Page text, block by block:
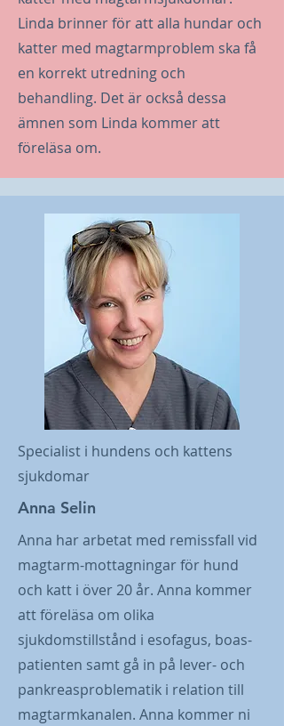
Linda brinner för att alla hundar och
katter med magtarmproblem ska få
en korrekt utredning och
behandling. Det är också dessa
ämnen som Linda kommer att
föreläsa om.
Specialist i hundens och kattens
sjukdomar
Anna Selin
Anna har arbetat med remissfall vid
magtarm-mottagningar för hund
och katt i över 20 år. Anna kommer
att föreläsa om olika
sjukdomstillstånd i esofagus, boas-
patienten samt gå in på lever- och
pankreasproblematik i relation till
magtarmkanalen. Anna kommer ni